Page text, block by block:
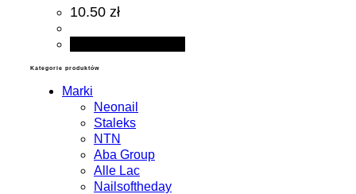
10.50 zł
Kategorie produktów
Marki
Neonail
Staleks
NTN
Aba Group
Alle Lac
Nailsoftheday